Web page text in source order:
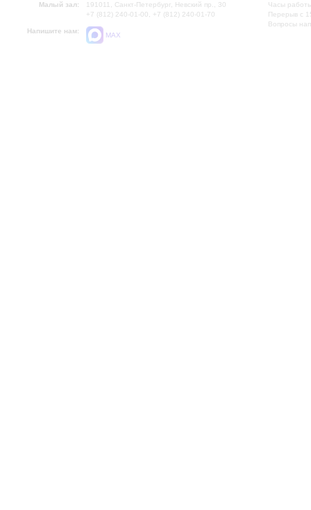
Малый зал:
191011, Санкт-Петербург, Невский пр., 30
+7 (812) 240-01-00, +7 (812) 240-01-70
Напишите нам:
MAX
Часы
Перерыв с
Вопросы